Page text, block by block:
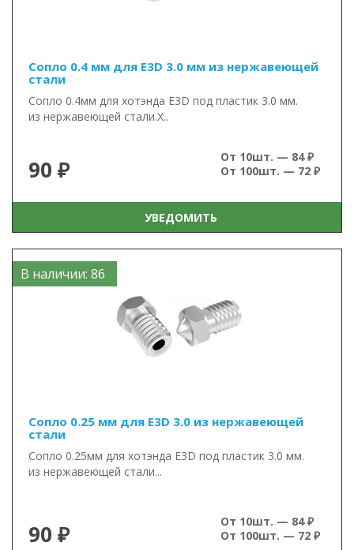
Сопло 0.4 мм для E3D 3.0 мм из нержавеющей
стали
Сопло 0.4мм для хотэнда E3D под пластик 3.0 мм.
из нержавеющей стали.Х..
90 ₽
От 10шт. — 84 ₽
От 100шт. — 72 ₽
УВЕДОМИТЬ
В наличии: 86
Сопло 0.25 мм для E3D 3.0 из нержавеющей
стали
Сопло 0.25мм для хотэнда E3D под пластик 3.0 мм.
из нержавеющей стали...
90 ₽
От 10шт. — 84 ₽
От 100шт. — 72 ₽